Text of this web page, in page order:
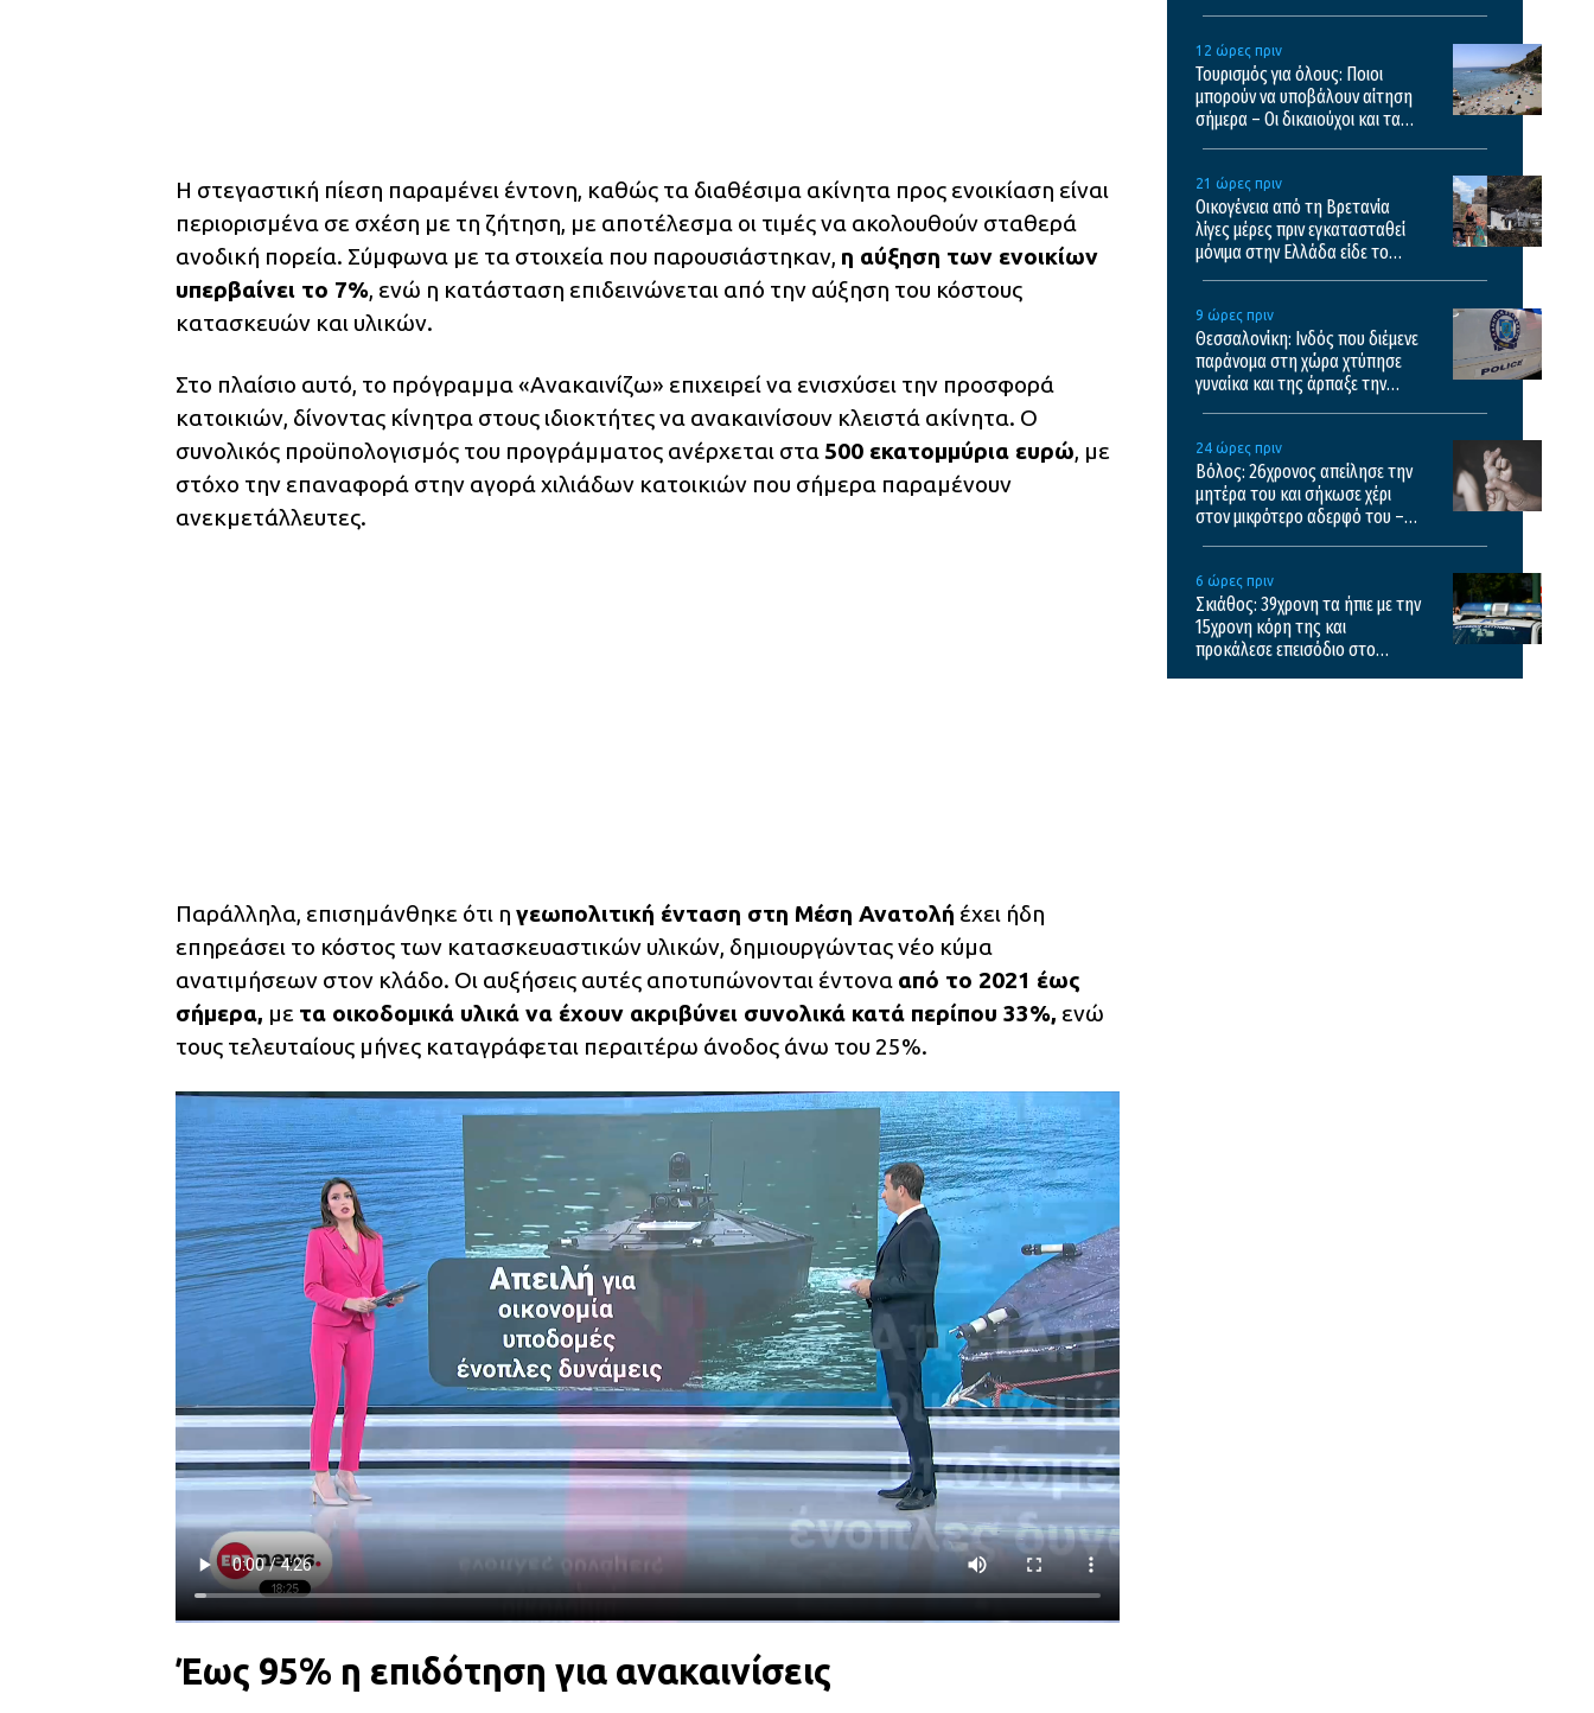
Η στεγαστική πίεση παραμένει έντονη, καθώς τα διαθέσιμα ακίνητα προς ενοικίαση είναι
περιορισμένα σε σχέση με τη ζήτηση, με αποτέλεσμα οι τιμές να ακολουθούν σταθερά
ανοδική πορεία. Σύμφωνα με τα στοιχεία που παρουσιάστηκαν, η αύξηση των ενοικίων
υπερβαίνει το 7%, ενώ η κατάσταση επιδεινώνεται από την αύξηση του κόστους
κατασκευών και υλικών.
Στο πλαίσιο αυτό, το πρόγραμμα «Ανακαινίζω» επιχειρεί να ενισχύσει την προσφορά
κατοικιών, δίνοντας κίνητρα στους ιδιοκτήτες να ανακαινίσουν κλειστά ακίνητα. Ο
συνολικός προϋπολογισμός του προγράμματος ανέρχεται στα500 εκατομμύρια ευρώ, με
στόχο την επαναφορά στην αγορά χιλιάδων κατοικιών που σήμερα παραμένουν
ανεκμετάλλευτες.
Παράλληλα, επισημάνθηκε ότι η γεωπολιτική ένταση στη Μέση Ανατολή έχει ήδη
επηρεάσει το κόστος των κατασκευαστικών υλικών, δημιουργώντας νέο κύμα
ανατιμήσεων στον κλάδο. Οι αυξήσεις αυτές αποτυπώνονται έντονα από το 2021 έως
σήμερα, με τα οικοδομικά υλικά να έχουν ακριβύνει συνολικά κατά περίπου 33%, ενώ
τους τελευταίους μήνες καταγράφεται περαιτέρω άνοδος άνω του 25%.
Έως 95% η επιδότηση για ανακαινίσεις
12 ώρες πριν
Τουρισμός για όλους: Ποιοι
μπορούν να υποβάλουν αίτηση
σήμερα – Οι δικαιούχοι και τα
21 ώρες πριν
Οικογένεια από τη Βρετανία
λίγες μέρες πριν εγκατασταθεί
μόνιμα στην Ελλάδα είδε το
9 ώρες πριν
Θεσσαλονίκη: Ινδός που διέμενε
παράνομα στη χώρα χτύπησε
γυναίκα και της άρπαξε την
24 ώρες πριν
Βόλος: 26χρονος απείλησε την
μητέρα του και σήκωσε χέρι
στον μικρότερο αδερφό του –
6 ώρες πριν
Σκιάθος: 39χρονη τα ήπιε με την
15χρονη κόρη της και
προκάλεσε επεισόδιο στο